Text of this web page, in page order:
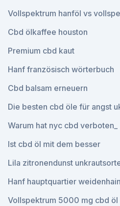
Vollspektrum hanföl vs
Cbd ölkaffee houston
Premium cbd kaut
Hanf französisch wörterbuch
Cbd balsam erneuern
Die besten cbd öle für angst
Warum hat nyc cbd verboten_
Ist cbd öl mit dem besser
Lila zitronendunst
Hanf hauptquartier weidenhain
Vollspektrum 5000 mg cbd öl